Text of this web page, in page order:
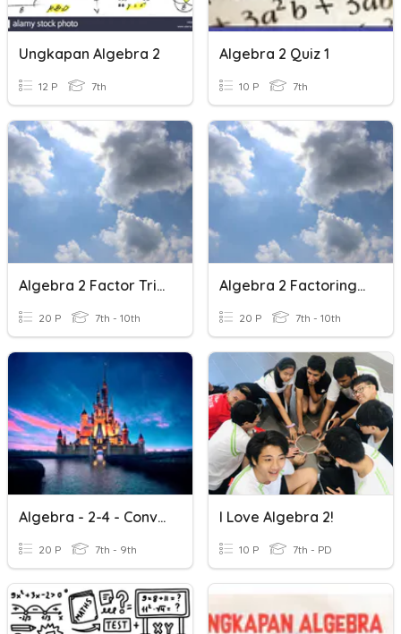
Ungkapan Algebra 2
12 P 7th
Algebra 2 Quiz 1
10 P 7th
Algebra 2 Factor Trinomials
20 P 7th - 10th
Algebra 2 Factoring GCF
20 P 7th - 10th
Algebra - 2-4 - Conversions
20 P 7th - 9th
I Love Algebra 2!
10 P 7th - PD